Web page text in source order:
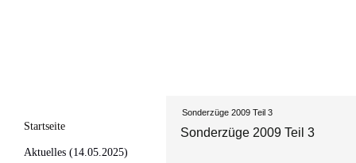
Startseite
Aktuelles (14.05.2025)
Sonderzüge 2009 Teil 3
Sonderzüge 2009 Teil 3